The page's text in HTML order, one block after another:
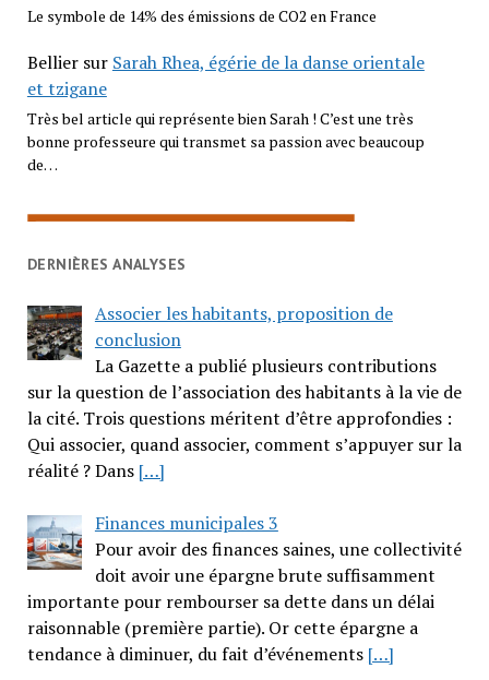
Le symbole de 14% des émissions de CO2 en France
Belliersur Sarah Rhea, égérie de la danse orientale
et tzigane
Très bel article qui représente bien Sarah ! C’est une très
bonne professeure qui transmet sa passion avec beaucoup
de…
DERNIÈRES ANALYSES
Associer les habitants, proposition de
conclusion
La Gazette a publié plusieurs contributions
sur la question de l’association des habitants à la vie de
la cité. Trois questions méritent d’être approfondies :
Qui associer, quand associer, comment s’appuyer sur la
réalité ? Dans […]
Finances municipales 3
Pour avoir des finances saines, une collectivité
doit avoir une épargne brute suffisamment
importante pour rembourser sa dette dans un délai
raisonnable (première partie). Or cette épargne a
tendance à diminuer, du fait d’événements […]